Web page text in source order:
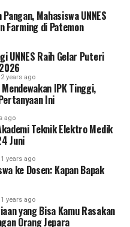
Mahasiswa UNNES
Farming di Patemon
UNNES Raih Gelar Puteri
years ago
IPK Tinggi,
Ini
ago
Teknik Elektro Medik
Juni
years ago
ke Dosen: Kapan Bapak
years ago
yang Bisa Kamu Rasakan
Orang Jepara